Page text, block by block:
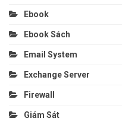
Ebook
Ebook Sách
Email System
Exchange Server
Firewall
Giám Sát